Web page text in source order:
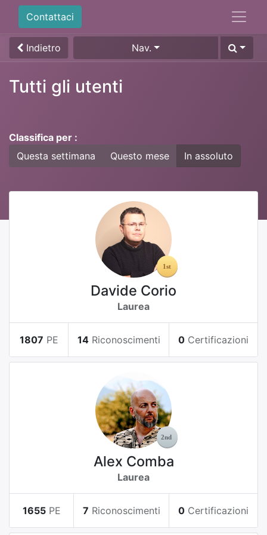
Contattaci
Indietro Nav.
Tutti gli utenti
Classifica per :
Questa settimana
Questo mese In assoluto
Davide Corio
Laurea
1807 PE 14 Riconoscimenti 0 Certificazioni
Alex Comba
Laurea
1655 PE 7 Riconoscimenti 0 Certificazioni